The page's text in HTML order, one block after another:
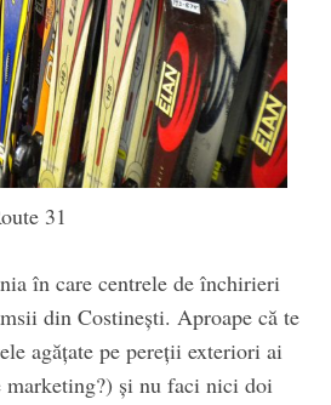
31
în care centrele de închirieri
din Costinești. Aproape că te
agățate pe pereții exteriori ai
marketing?) și nu faci nici doi